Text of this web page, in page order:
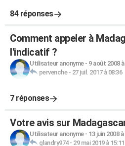
84 réponses
Comment appeler à
l'indicatif ?
Utilisateur anonyme- 9 août 2008
pervenche- 27 juil. 2017 à 08:36
7 réponses
Votre avis sur
Utilisateur anonyme- 13 juin 2008 à
glandry974- 29 mai 2019 à 15:11